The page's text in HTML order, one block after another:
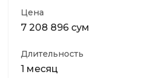
Цена
7 208 896 сум
Длительность
1 месяц